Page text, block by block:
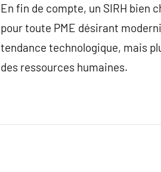
En fin de compte, un SIRH
pour toute PME désirant
tendance technologique, mais
des ressources humaines.